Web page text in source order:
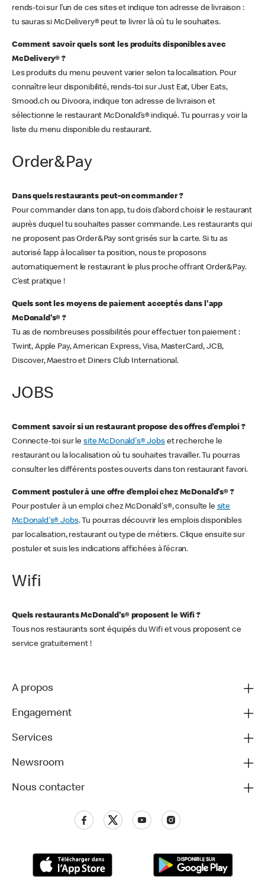
rends-toi sur l’un de ces sites et indique ton adresse de livraison :
tu sauras si McDelivery® peut te livrer là où tu le souhaites.
Comment savoir quels sont les produits disponibles avec
McDelivery® ?
Les produits du menu peuvent varier selon ta localisation. Pour
connaître leur disponibilité, rends-toi sur Just Eat, Uber Eats,
Smood.ch ou Divoora, indique ton adresse de livraison et
sélectionne le restaurant McDonald’s® indiqué. Tu pourras y voir la
liste du menu disponible du restaurant.
Order&Pay
Dans quels restaurants peut-on commander ?
Pour commander dans ton app, tu dois d’abord choisir le restaurant
auprès duquel tu souhaites passer commande. Les restaurants qui
ne proposent pas Order&Pay sont grisés sur la carte. Si tu as
autorisé l’app à localiser ta position, nous te proposons
automatiquement le restaurant le plus proche offrant Order&Pay.
C’est pratique !
Quels sont les moyens de paiement acceptés dans l'app
McDonald's® ?
Tu as de nombreuses possibilités pour effectuer ton paiement :
Twint, Apple Pay, American Express, Visa, MasterCard, JCB,
Discover, Maestro et Diners Club International.
JOBS
Comment savoir si un restaurant propose des offres d’emploi ?
Connecte-toi sur le site McDonald's® Jobset recherche le
restaurant ou la localisation où tu souhaites travailler. Tu pourras
consulter les différents postes ouverts dans ton restaurant favori.
Comment postuler à une offre d’emploi chez McDonald's® ?
Pour postuler à un emploi chez McDonald's®, consulte le site
McDonald's® Jobs. Tu pourras découvrir les emplois disponibles
par localisation, restaurant ou type de métiers. Clique ensuite sur
postuler et suis les indications affichées à l’écran.
Wifi
Quels restaurants McDonald's® proposent le Wifi ?
Tous nos restaurants sont équipés du Wifi et vous proposent ce
service gratuitement !
A propos
Engagement
Services
Newsroom
Nous contacter